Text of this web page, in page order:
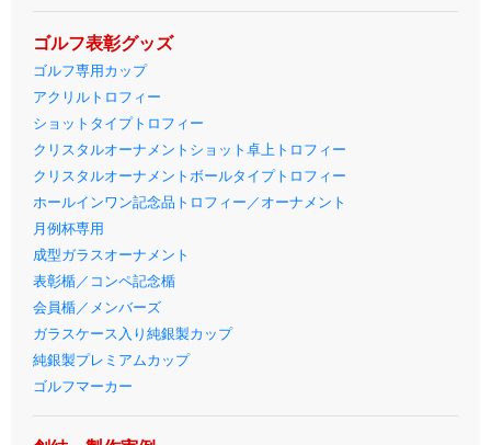
ゴルフ表彰グッズ
ゴルフ専用カップ
アクリルトロフィー
ショットタイプトロフィー
クリスタルオーナメントショット卓上トロフィー
クリスタルオーナメントボールタイプトロフィー
ホールインワン記念品トロフィー／オーナメント
月例杯専用
成型ガラスオーナメント
表彰楯／コンペ記念楯
会員楯／メンバーズ
ガラスケース入り純銀製カップ
純銀製プレミアムカップ
ゴルフマーカー